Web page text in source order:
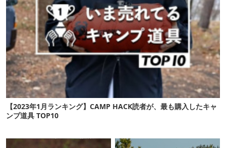
【2023年1月ランキング】CAMP HACK読者が、最も購入したキャ
ンプ道具 TOP10